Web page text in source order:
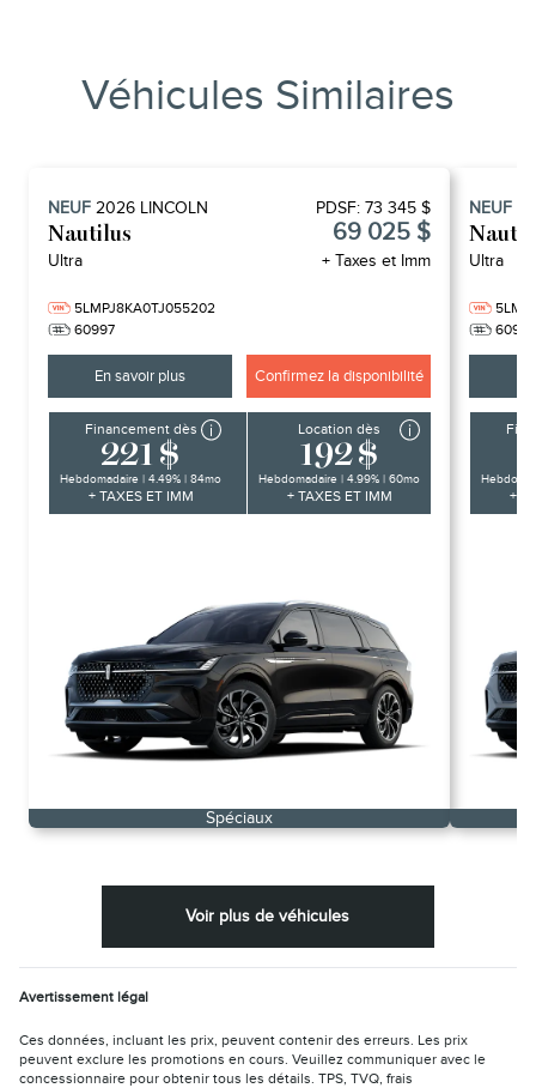
Véhicules Similaires
NEUF 2026 LINCOLN
Nautilus
Ultra
5LMPJ8KA0TJ055202
60997
PDSF: 73 345 $
69 025 $
+ Taxes et Imm
En savoir plus Confirmez la disponibilité
Financement dès
221 $
Hebdomadaire | 4.49% | 84mo
+ TAXES ET IMM
Location dès
192 $
Hebdomadaire | 4.99% | 60mo
+ TAXES ET IMM
Spéciaux
NEUF
Ultra
60998
+
Voir plus de véhicules
Avertissement légal
Ces données, incluant les prix, peuvent contenir des erreurs. Les prix
peuvent exclure les promotions en cours. Veuillez communiquer avec le
concessionnaire pour obtenir tous les détails. TPS, TVQ, frais